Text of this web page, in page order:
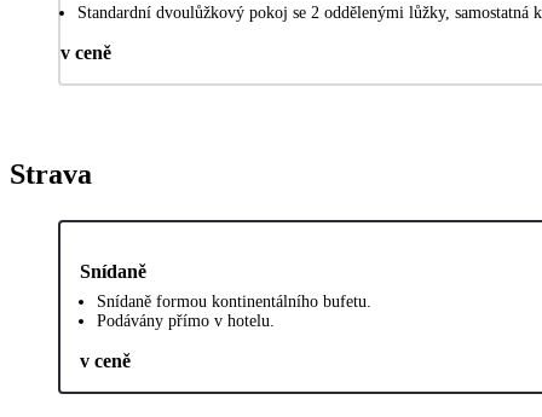
Standardní dvoulůžkový pokoj se 2 oddělenými lůžky, samostatná
v ceně
Strava
Snídaně
Snídaně formou kontinentálního bufetu.
Podávány přímo v hotelu.
v ceně